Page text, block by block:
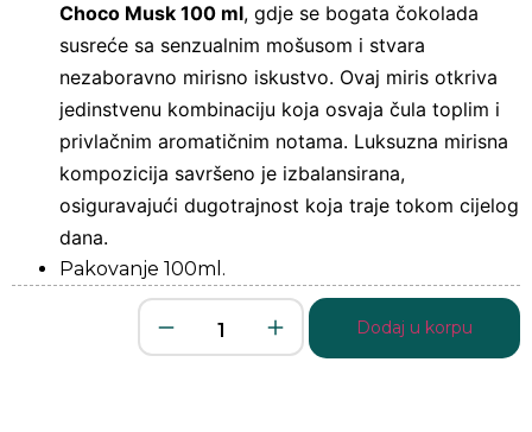
Choco Musk 100 ml, gdje se bogata čokolada
susreće sa senzualnim mošusom i stvara
nezaboravno mirisno iskustvo. Ovaj miris otkriva
jedinstvenu kombinaciju koja osvaja čula toplim i
privlačnim aromatičnim notama. Luksuzna mirisna
kompozicija savršeno je izbalansirana,
osiguravajući dugotrajnost koja traje tokom cijelog
dana.
Pakovanje 100ml.
Dodaj u korpu